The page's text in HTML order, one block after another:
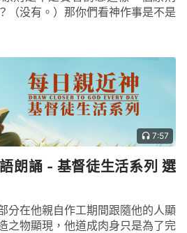
（没有。）那你們看神作事是不是
7:57
朗誦 - 基督徒生活系列 選
分在他親自作工期間跟隨他的人顯
之物顯現，他道成肉身只是為了完